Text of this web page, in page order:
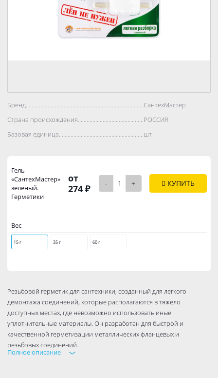
Бренд..................................................................................СантехМастер
Страна происхождения..................................................................................
РОССИЯ
Базовая единица..................................................................................
шт
Гель
«СантехМастер»
зеленый.
Герметики
от
274 ₽
- + КУПИТЬ
Вес
15 г 35 г 60 г
Резьбовой герметик для сантехники, созданный для легкого
демонтажа соединений, которые располагаются в тяжело
доступных местах, где невозможно использовать иные
уплотнительные материалы. Он разработан для быстрой и
качественной герметизации металлических фланцевых и
резьбовых соединений.
Полное описание